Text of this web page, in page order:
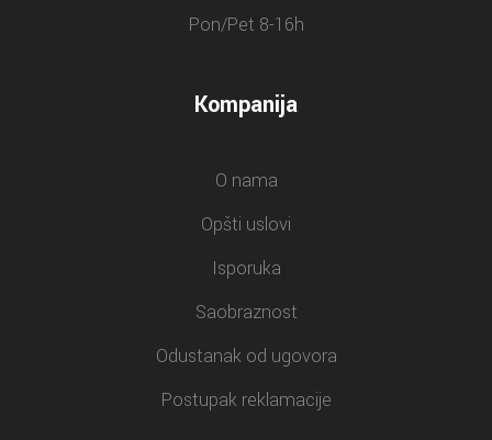
Pon/Pet 8-16h
Kompanija
O nama
Opšti uslovi
Isporuka
Saobraznost
Odustanak od ugovora
Postupak reklamacije